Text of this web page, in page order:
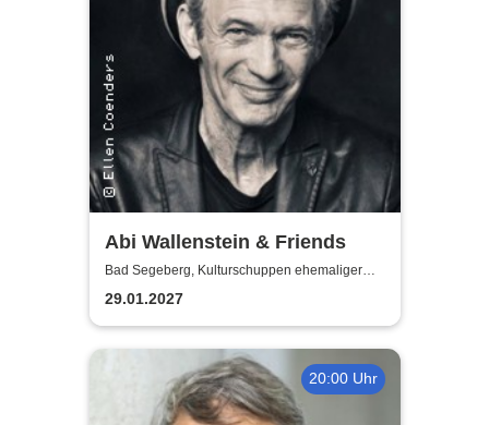
Abi Wallenstein & Friends
Bad Segeberg, Kulturschuppen ehemaliger
Antikschuppen
29.01.2027
20:00 Uhr